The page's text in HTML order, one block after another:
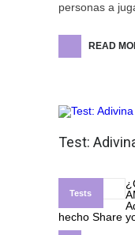
personas a
READ
Test:
Tests
hecho Share